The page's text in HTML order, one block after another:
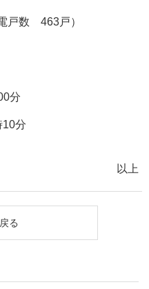
戸数 463戸）
分
分
以上
る